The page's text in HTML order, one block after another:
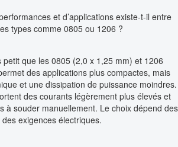
et d’applications existe-t-il entre
types comme 0805 ou 1206 ?
que les 0805 (2,0 x 1,25 mm) et 1206
des applications plus compactes, mais
et une dissipation de puissance moindres.
des courants légèrement plus élevés et
à souder manuellement. Le choix dépend des
exigences électriques.